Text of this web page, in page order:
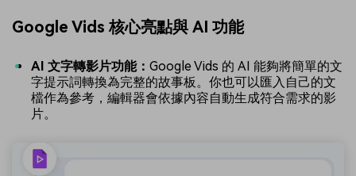
Google Vids 核心亮點與 AI 功能
AI 文字轉影片功能： Google Vids 的 AI 能夠將簡單的文
字提示詞轉換為完整的故事板。你也可以匯入自己的文
檔作為參考，編輯器會依據內容自動生成符合需求的影
片。